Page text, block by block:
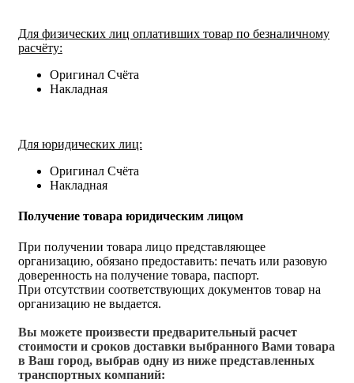
Для физических лиц оплативших товар по безналичному
расчёту:
Оригинал Счёта
Накладная
Для юридических лиц:
Оригинал Счёта
Накладная
Получение товара юридическим лицом
При получении товара лицо представляющее
организацию, обязано предоставить: печать или разовую
доверенность на получение товара, паспорт.
При отсутствии соответствующих документов товар на
организацию не выдается.
Вы можете произвести предварительный расчет
стоимости и сроков доставки выбранного Вами товара
в Ваш город, выбрав одну из ниже представленных
транспортных компаний: